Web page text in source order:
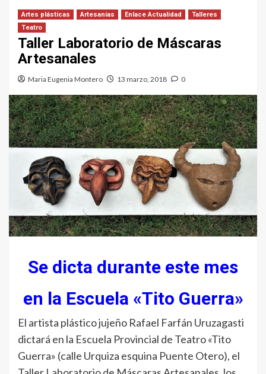
Artes plásticas Artesanias Enlace Actualidad
Talleres
Teatro
Taller Laboratorio de Máscaras
Artesanales
Maria Eugenia Montero 13 marzo, 2018 0
Se dicta durante este mes
en la Escuela «Tito Guerra»
El artista plástico jujeño Rafael Farfán Uruzagasti
dictará en la Escuela Provincial de Teatro «Tito
Guerra» (calle Urquiza esquina Puente Otero), el